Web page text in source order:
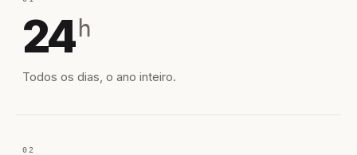
24 h
Todos os dias, o ano inteiro.
02